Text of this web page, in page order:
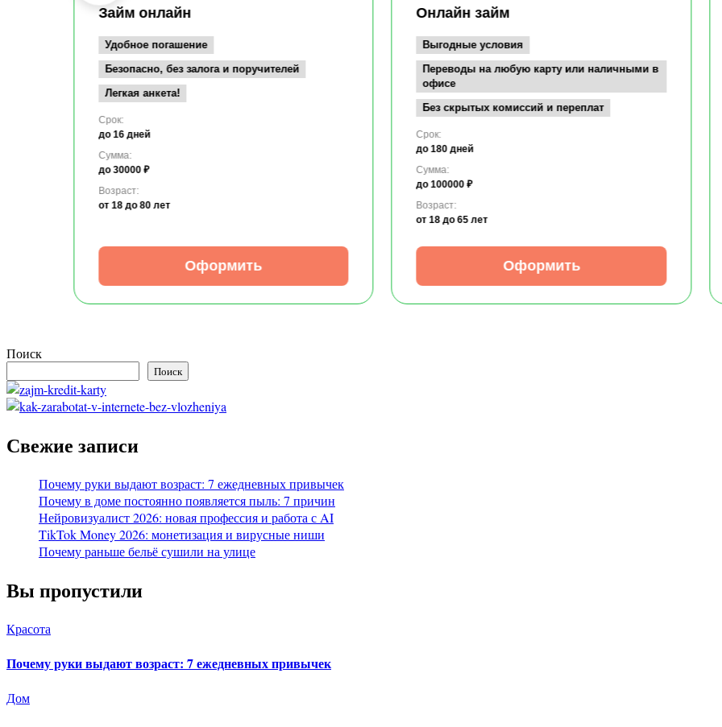
Займ онлайн
Удобное погашение
Безопасно, без залога и поручителей
Легкая анкета!
Срок:
до 16 дней
Сумма:
до 30000 ₽
Возраст:
от 18 до 80 лет
Оформить
Онлайн займ
Выгодные условия
Переводы на любую карту или наличными в
офисе
Без скрытых комиссий и переплат
Срок:
до 180 дней
Сумма:
до 100000 ₽
Возраст:
от 18 до 65 лет
Оформить
Поиск
Поиск
Свежие записи
Почему руки выдают возраст: 7 ежедневных привычек
Почему в доме постоянно появляется пыль: 7 причин
Нейровизуалист 2026: новая профессия и работа с AI
TikTok Money 2026: монетизация и вирусные ниши
Почему раньше бельё сушили на улице
Вы пропустили
Красота
Почему руки выдают возраст: 7 ежедневных привычек
Дом